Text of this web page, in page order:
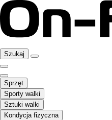
Szukaj
Sprzęt
Sporty walki
Sztuki walki
Kondycja fizyczna